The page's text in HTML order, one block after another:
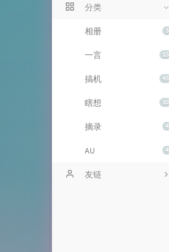
分类
3
相册
13
一言
43
搞机
10
瞎想
4
摘录
4
AU
友链